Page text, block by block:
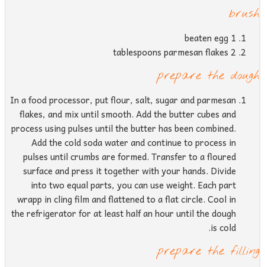
1 beaten egg
2 tablespoons parmesan flakes
prepare the
In a food processor, put flour, salt, sugar and parmesan
flakes, and mix until smooth. Add the butter cubes and
process using pulses until the butter has been combined.
Add the cold soda water and continue to process in
pulses until crumbs are formed. Transfer to a floured
surface and press it together with your hands. Divide
into two equal parts, you can use weight. Each part
wrapp in cling film and flattened to a flat circle. Cool in
the refrigerator for at least half an hour until the dough
is cold.
prepare the